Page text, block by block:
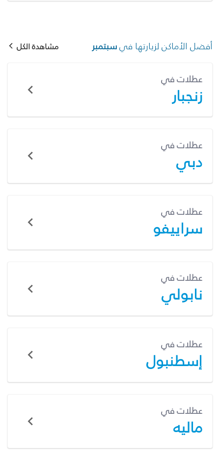
أفضل الأماكن لزيارتها فيسبتمبر مشاهدة الكل
عطلات في
زنجبار
عطلات في
دبي
عطلات في
سراييفو
عطلات في
نابولي
عطلات في
إسطنبول
عطلات في
ماليه